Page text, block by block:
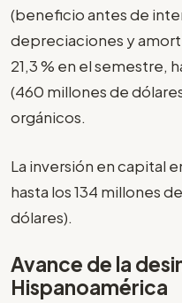
(beneficio antes de
depreciaciones y
21,3 % en el semestre,
(460 millones de
orgánicos.
La inversión en capital
hasta los 134 millones
dólares).
Avance de la
Hispanoamérica